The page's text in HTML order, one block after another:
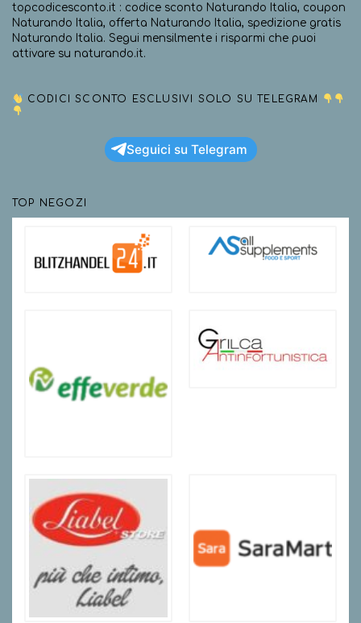
topcodicesconto.it : codice sconto Naturando Italia, coupon
Naturando Italia, offerta Naturando Italia, spedizione gratis
Naturando Italia. Segui mensilmente i risparmi che puoi
attivare su naturando.it.
CODICI SCONTO ESCLUSIVI SOLO SU TELEGRAM
Seguici su Telegram
TOP NEGOZI